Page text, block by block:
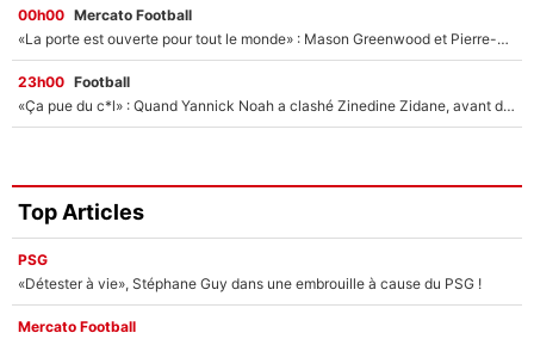
00h00 Mercato Football
«La porte est ouverte pour tout le monde» : Mason Greenwood et Pierre-Emerick Aubameyang ont quitté l'OM, Amine Gouiri balance sur la suite du mercato et sur la réaction du vestiaire !
23h00 Football
«Ça pue du c*l» : Quand Yannick Noah a clashé Zinedine Zidane, avant de se faire recadrer par le nouveau sélectionneur de l'équipe de France !
Top Articles
PSG
«Détester à vie», Stéphane Guy dans une embrouille à cause du PSG !
Mercato Football